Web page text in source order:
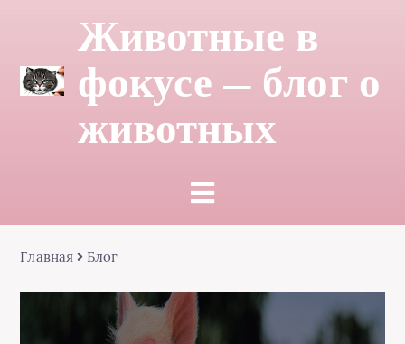
Животные в
фокусе — блог о
животных
Главная Блог